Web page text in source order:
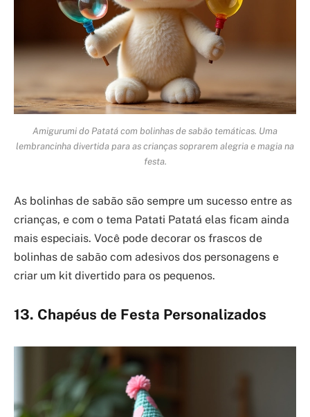
Amigurumi do Patatá com bolinhas de sabão temáticas. Uma
lembrancinha divertida para as crianças soprarem alegria e magia na
festa.
As bolinhas de sabão são sempre um sucesso entre as
crianças, e com o tema Patati Patatá elas ficam ainda
mais especiais. Você pode decorar os frascos de
bolinhas de sabão com adesivos dos personagens e
criar um kit divertido para os pequenos.
13. Chapéus de Festa Personalizados